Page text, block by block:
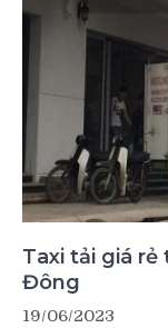
Taxi tải giá rẻ
Đông
19/06/2023